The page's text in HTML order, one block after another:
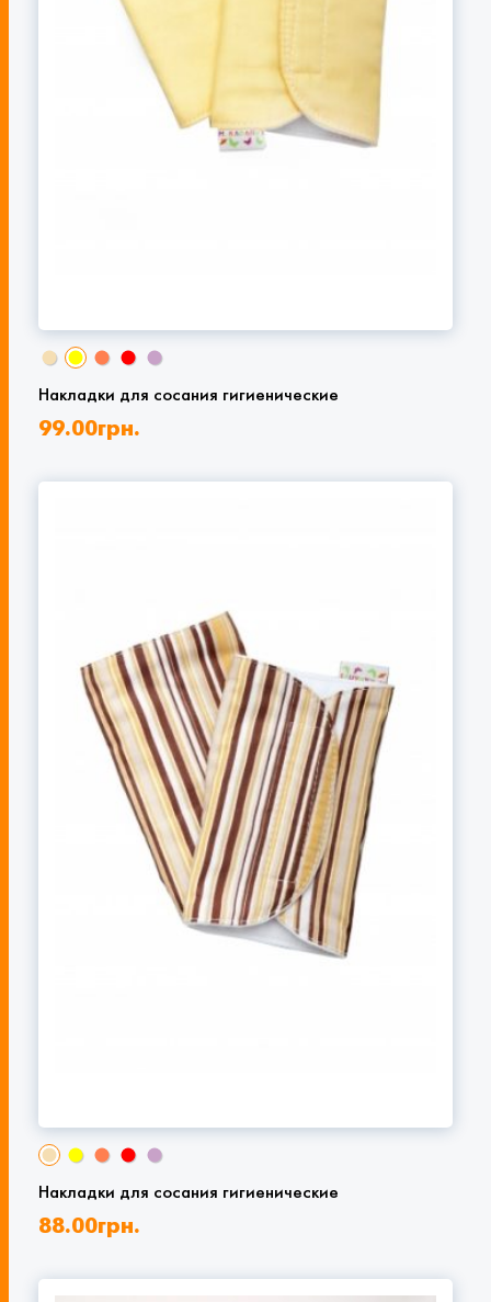
Накладки для сосания гигиенические
99.00грн.
Накладки для сосания гигиенические
88.00грн.